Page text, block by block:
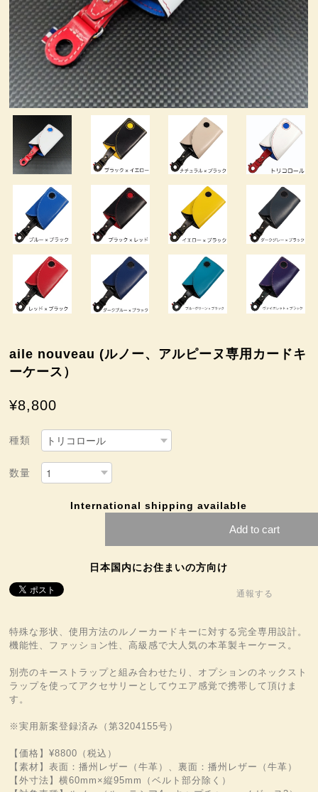
aile nouveau (ルノー、アルピーヌ専用カードキ
ーケース）
¥8,800
種類
数量
International shipping available
Add to cart
日本国内にお住まいの方向け
通報する
特殊な形状、使用方法のルノーカードキーに対する完全専用設計。
機能性、ファッション性、高級感で大人気の本革製キーケース。
別売のキーストラップと組み合わせたり、オプションのネックスト
ラップを使ってアクセサリーとしてウエア感覚で携帯して頂けま
す。
※実用新案登録済み（第3204155号）
【価格】¥8800（税込）
【素材】表面：播州レザー（牛革）、裏面：播州レザー（牛革）
【外寸法】横60mm×縦95mm（ベルト部分除く）